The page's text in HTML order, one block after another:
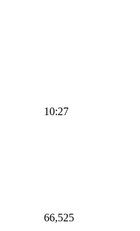
10:27
66,525